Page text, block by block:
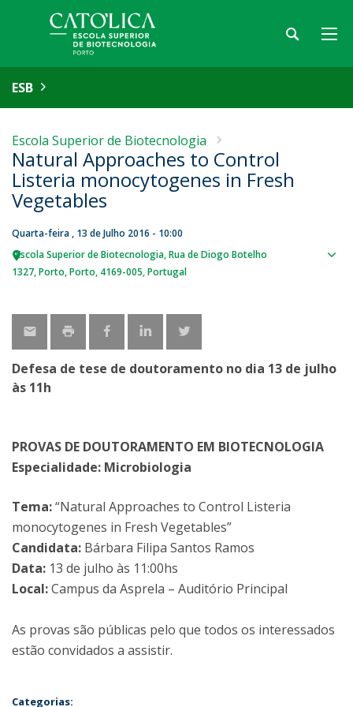
ESB
Escola Superior de Biotecnologia
Natural Approaches to Control
Listeria monocytogenes in Fresh
Vegetables
Quarta-feira , 13 de Julho 2016 - 10:00
Escola Superior de Biotecnologia Rua de Diogo Botelho
1327 Porto Porto 4169-005 Portugal
Defesa de tese de doutoramento no dia 13 de julho
às 11h
PROVAS DE DOUTORAMENTO EM BIOTECNOLOGIA
Especialidade: Microbiologia
Tema:“Natural Approaches to Control Listeria
monocytogenes in Fresh Vegetables”
Candidata: Bárbara Filipa Santos Ramos
Data: 13 de julho às 11:00hs
Local:Campus da Asprela – Auditório Principal
As provas são públicas pelo que todos os interessados
estão convidados a assistir.
Categorias: